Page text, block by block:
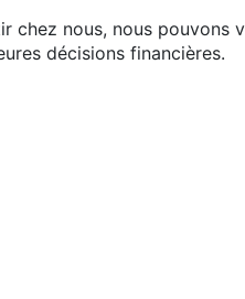
chez nous, nous pouvons
décisions financières.